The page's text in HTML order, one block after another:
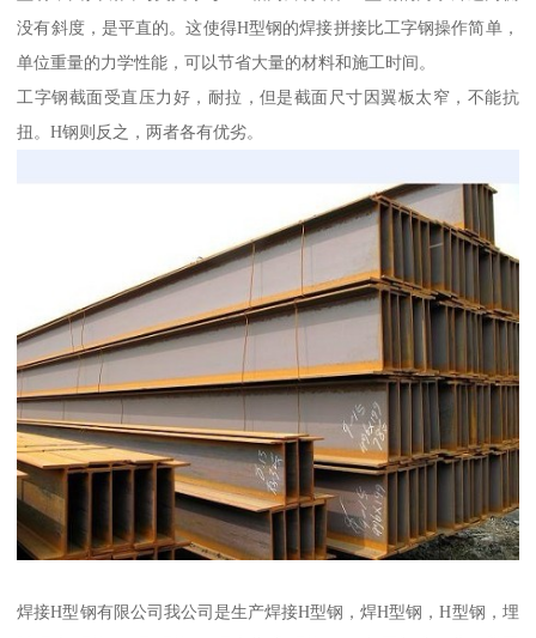
没有斜度，是平直的。这使得H型钢的焊接拼接比工字钢操作简单，
单位重量的力学性能，可以节省大量的材料和施工时间。
工字钢截面受直压力好，耐拉，但是截面尺寸因翼板太窄，不能抗
扭。H钢则反之，两者各有优劣。
焊接H型钢有限公司我公司是生产焊接H型钢，焊H型钢，H型钢，埋